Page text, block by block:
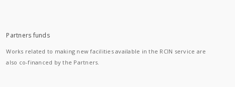
Partners funds
Works related to making new facilities available in the RCIN service are
also co-financed by the Partners.